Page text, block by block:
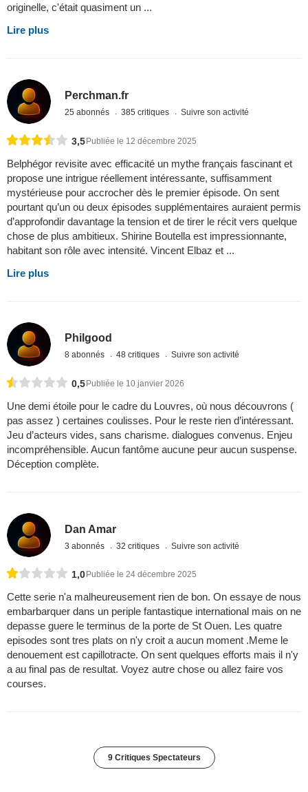
originelle, c'était quasiment un ...
Lire plus
Perchman.fr
25 abonnés 385 critiques Suivre son activité
3,5Publiée le 12 décembre 2025
Belphégor revisite avec efficacité un mythe français fascinant et
propose une intrigue réellement intéressante, suffisamment
mystérieuse pour accrocher dès le premier épisode. On sent
pourtant qu’un ou deux épisodes supplémentaires auraient permis
d’approfondir davantage la tension et de tirer le récit vers quelque
chose de plus ambitieux. Shirine Boutella est impressionnante,
habitant son rôle avec intensité. Vincent Elbaz et ...
Lire plus
Philgood
8 abonnés 48 critiques Suivre son activité
0,5 Publiée le 10 janvier 2026
Une demi étoile pour le cadre du Louvres, où nous découvrons (
pas assez ) certaines coulisses. Pour le reste rien d’intéressant.
Jeu d’acteurs vides, sans charisme. dialogues convenus. Enjeu
incompréhensible. Aucun fantôme aucune peur aucun suspense.
Déception complète.
Dan Amar
3 abonnés 32 critiques Suivre son activité
1,0 Publiée le 24 décembre 2025
Cette serie n'a malheureusement rien de bon. On essaye de nous
embarbarquer dans un periple fantastique international mais on ne
depasse guere le terminus de la porte de St Ouen. Les quatre
episodes sont tres plats on n'y croit a aucun moment .Meme le
denouement est capillotracte. On sent quelques efforts mais il n'y
a au final pas de resultat. Voyez autre chose ou allez faire vos
courses.
9 Critiques Spectateurs